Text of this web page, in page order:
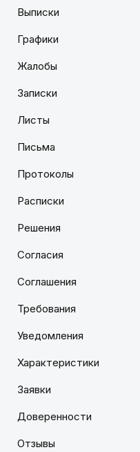
Выписки
Графики
Жалобы
Записки
Листы
Письма
Протоколы
Расписки
Решения
Согласия
Соглашения
Требования
Уведомления
Характеристики
Заявки
Доверенности
Отзывы